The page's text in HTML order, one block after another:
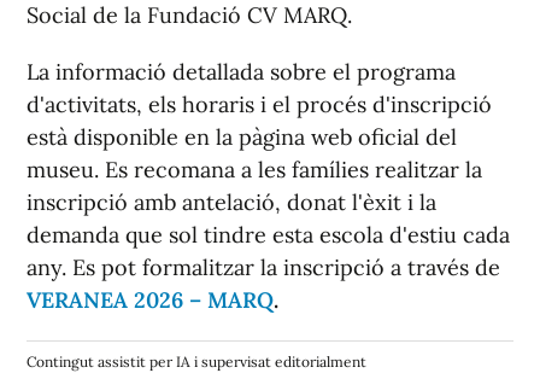
Social de la Fundació CV MARQ.
La informació detallada sobre el programa
d'activitats, els horaris i el procés d'inscripció
està disponible en la pàgina web oficial del
museu. Es recomana a les famílies realitzar la
inscripció amb antelació, donat l'èxit i la
demanda que sol tindre esta escola d'estiu cada
any. Es pot formalitzar la inscripció a través de
VERANEA 2026 – MARQ.
Contingut assistit per IA i supervisat editorialment